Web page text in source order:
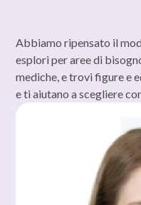
Abbiamo ripensato il
esplori per aree di
mediche, e trovi figure e
e ti aiutano a scegliere